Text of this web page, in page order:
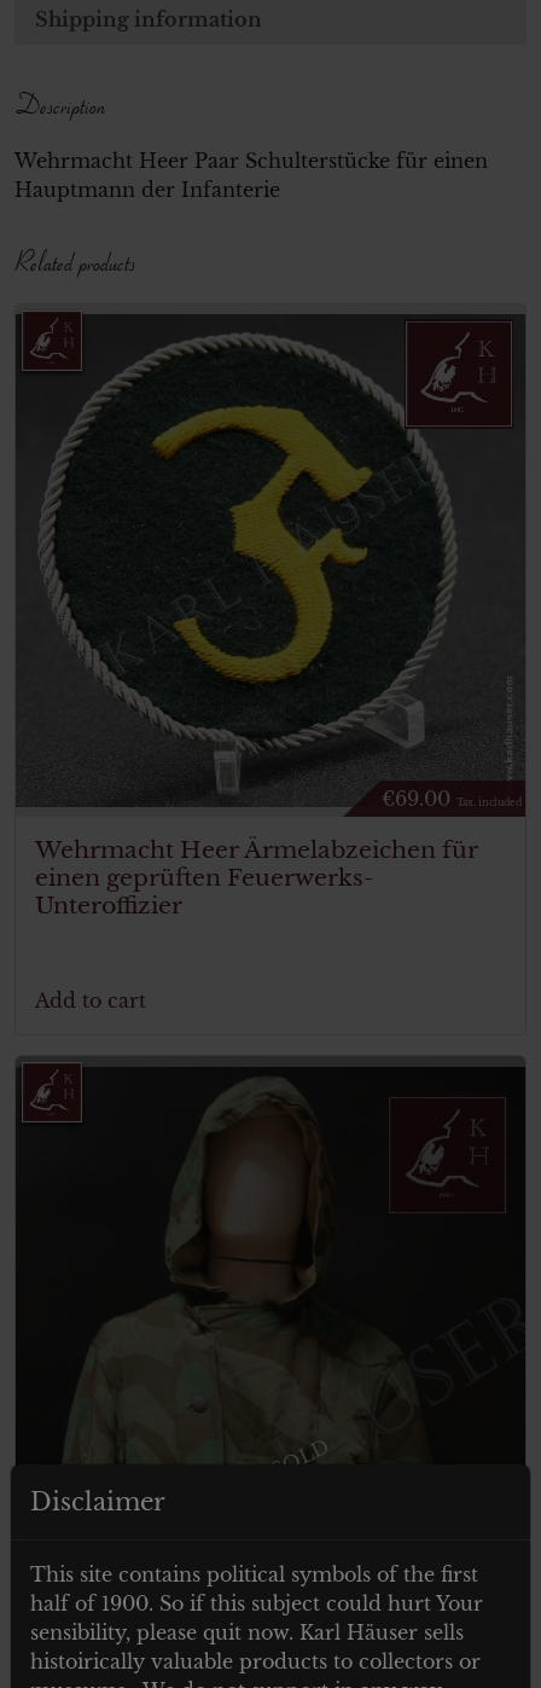
Shipping information
Description
Wehrmacht Heer Paar Schulterstücke für einen
Hauptmann der Infanterie
Related products
€69.00 Tax. included
Wehrmacht Heer Ärmelabzeichen für
einen geprüften Feuerwerks-
Unteroffizier
Add to cart
ITEM SOLD
Disclaimer
This site contains political symbols of the first
half of 1900. So if this subject could hurt Your
sensibility, please quit now. Karl Häuser sells
histoirically valuable products to collectors or